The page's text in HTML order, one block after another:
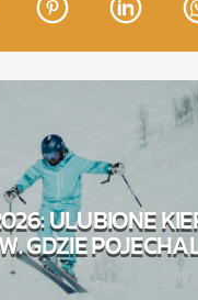
MUZY
21:00
ULUBIONE
GDZIE